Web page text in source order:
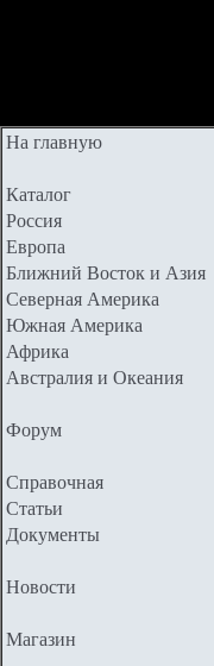
На главную
Каталог
Россия
Европа
Ближний Восток и Азия
Северная Америка
Южная Америка
Африка
Австралия и Океания
Форум
Справочная
Статьи
Документы
Новости
Магазин